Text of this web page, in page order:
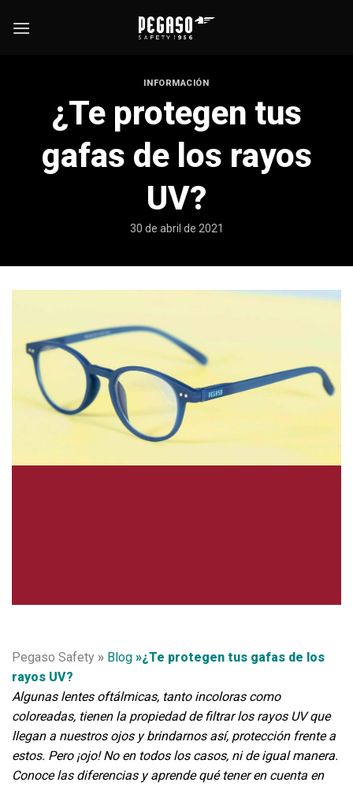
INFORMACIÓN
¿Te protegen tus
gafas de los rayos
UV?
30 de abril de 2021
Pegaso Safety » Blog »¿Te protegen tus gafas de los
rayos UV?
Algunas lentes oftálmicas, tanto incoloras como
coloreadas, tienen la propiedad de filtrar los rayos UV que
llegan a nuestros ojos y brindarnos así, protección frente a
estos. Pero ¡ojo! No en todos los casos, ni de igual manera.
Conoce las diferencias y aprende qué tener en cuenta en